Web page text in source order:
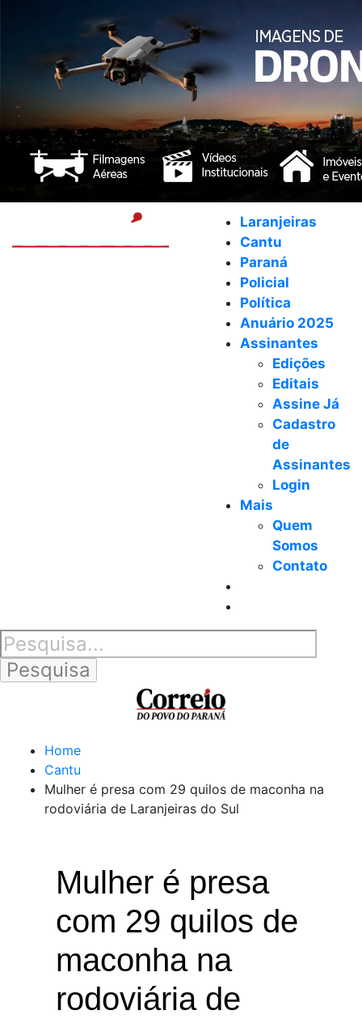
Laranjeiras
Cantu
Paraná
Policial
Política
Anuário 2025
Assinantes
Edições
Editais
Assine Já
Cadastro
de
Assinantes
Login
Mais
Quem
Somos
Contato
Home
Cantu
Mulher é presa com 29 quilos de maconha na
rodoviária de Laranjeiras do Sul
Mulher é presa
com 29 quilos de
maconha na
rodoviária de